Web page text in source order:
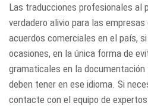
Las traducciones profesionales al
verdadero alivio para las
acuerdos comerciales en el país,
ocasiones, en la única forma de
gramaticales en la documentación
deben tener en ese idioma. Si
contacte con el equipo de